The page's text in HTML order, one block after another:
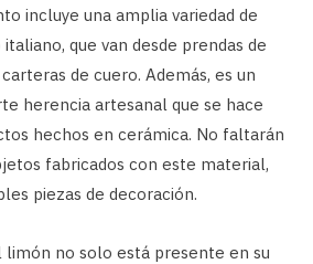
incluye una amplia variedad de
que van desde prendas de
de cuero. Además, es un
herencia artesanal que se hace
hechos en cerámica. No faltarán
fabricados con este material,
piezas de decoración.
limón no solo está presente en su